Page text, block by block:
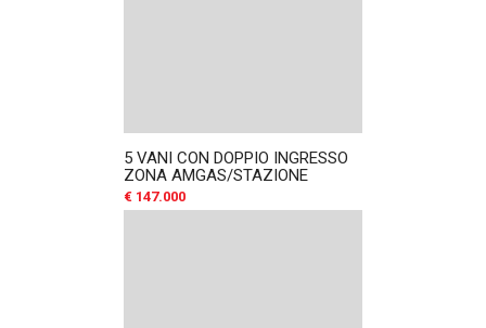
5 VANI CON DOPPIO INGRESSO
ZONA AMGAS/STAZIONE
€ 147.000